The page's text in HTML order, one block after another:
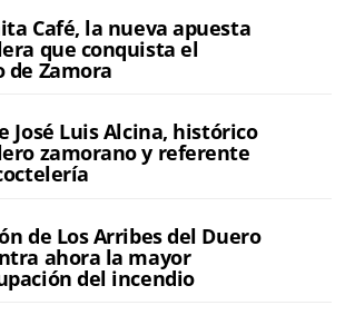
Café, la nueva apuesta
que conquista el
de Zamora
José Luis Alcina, histórico
zamorano y referente
de Los Arribes del Duero
ahora la mayor
del incendio